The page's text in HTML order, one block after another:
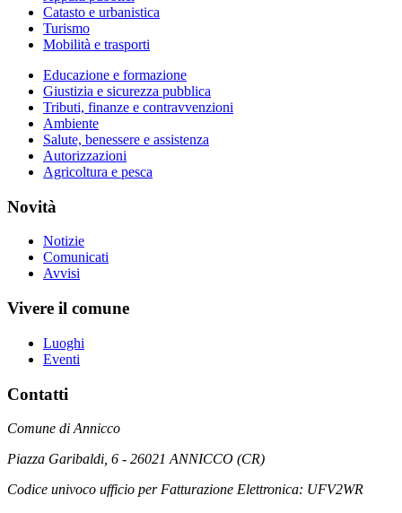
Catasto e urbanistica
Turismo
Mobilità e trasporti
Educazione e formazione
Giustizia e sicurezza pubblica
Tributi, finanze e contravvenzioni
Ambiente
Salute, benessere e assistenza
Autorizzazioni
Agricoltura e pesca
Novità
Notizie
Comunicati
Avvisi
Vivere il comune
Luoghi
Eventi
Contatti
Comune di Annicco
Piazza Garibaldi, 6 - 26021 ANNICCO (CR)
Codice univoco ufficio per Fatturazione Elettronica: UFV2WR